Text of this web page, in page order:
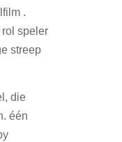
.
speler
streep
die
één